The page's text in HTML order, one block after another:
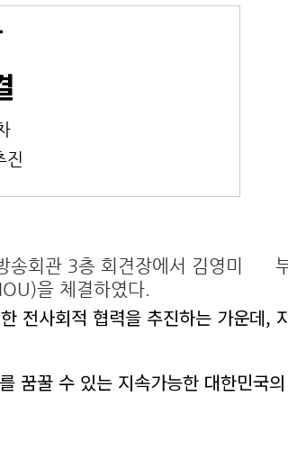
진
방송회관 3층 회견장에서 김영미
을 체결하였다.
전사회적 협력을 추진하는 가운데,
꿈꿀 수 있는 지속가능한 대한민국